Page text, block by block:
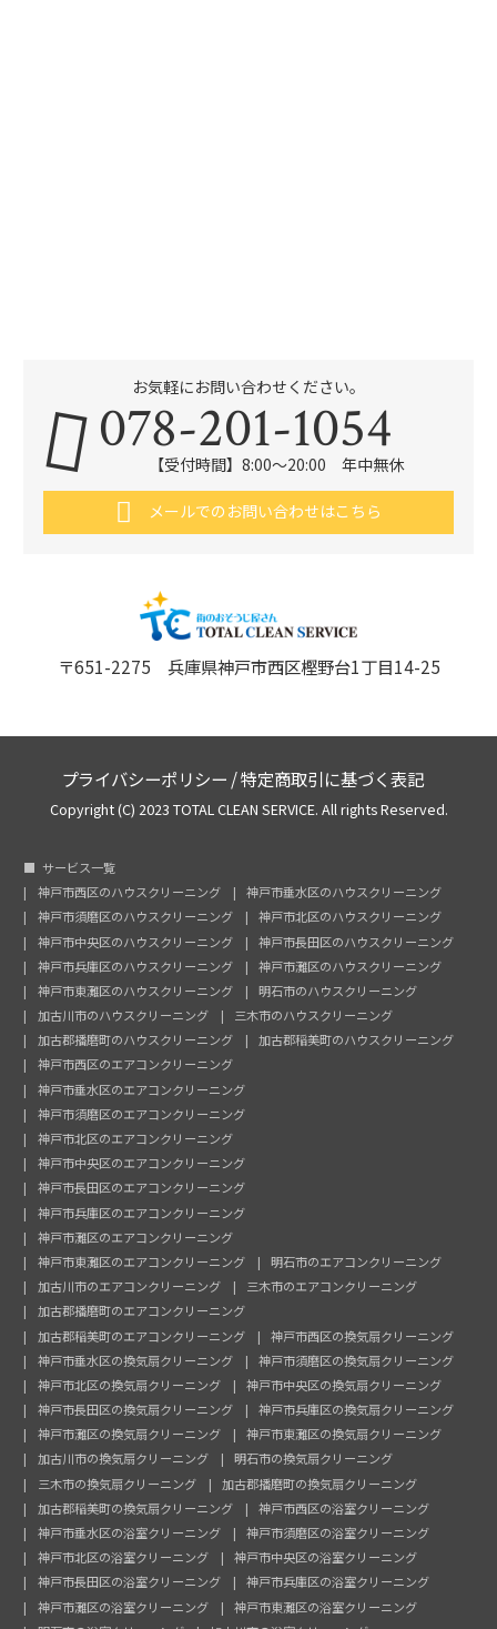
お気軽にお問い合わせください。
078-201-1054
【受付時間】8:00～20:00 年中無休
メールでのお問い合わせはこちら
〒651-2275 兵庫県神戸市西区樫野台1丁目14-25
プライバシーポリシー /特定商取引に基づく表記
Copyright (C) 2023 TOTAL CLEAN SERVICE. All rights Reserved.
サービス一覧
神戸市西区のハウスクリーニング
神戸市垂水区のハウスクリーニング
神戸市須磨区のハウスクリーニング
神戸市北区のハウスクリーニング
神戸市中央区のハウスクリーニング
神戸市長田区のハウスクリーニング
神戸市兵庫区のハウスクリーニング
神戸市灘区のハウスクリーニング
神戸市東灘区のハウスクリーニング
明石市のハウスクリーニング
加古川市のハウスクリーニング
三木市のハウスクリーニング
加古郡播磨町のハウスクリーニング
加古郡稲美町のハウスクリーニング
神戸市西区のエアコンクリーニング
神戸市垂水区のエアコンクリーニング
神戸市須磨区のエアコンクリーニング
神戸市北区のエアコンクリーニング
神戸市中央区のエアコンクリーニング
神戸市長田区のエアコンクリーニング
神戸市兵庫区のエアコンクリーニング
神戸市灘区のエアコンクリーニング
神戸市東灘区のエアコンクリーニング
明石市のエアコンクリーニング
加古川市のエアコンクリーニング
三木市のエアコンクリーニング
加古郡播磨町のエアコンクリーニング
加古郡稲美町のエアコンクリーニング
神戸市西区の換気扇クリーニング
神戸市垂水区の換気扇クリーニング
神戸市須磨区の換気扇クリーニング
神戸市北区の換気扇クリーニング
神戸市中央区の換気扇クリーニング
神戸市長田区の換気扇クリーニング
神戸市兵庫区の換気扇クリーニング
神戸市灘区の換気扇クリーニング
神戸市東灘区の換気扇クリーニング
加古川市の換気扇クリーニング
明石市の換気扇クリーニング
三木市の換気扇クリーニング
加古郡播磨町の換気扇クリーニング
加古郡稲美町の換気扇クリーニング
神戸市西区の浴室クリーニング
神戸市垂水区の浴室クリーニング
神戸市須磨区の浴室クリーニング
神戸市北区の浴室クリーニング
神戸市中央区の浴室クリーニング
神戸市長田区の浴室クリーニング
神戸市兵庫区の浴室クリーニング
神戸市灘区の浴室クリーニング
神戸市東灘区の浴室クリーニング